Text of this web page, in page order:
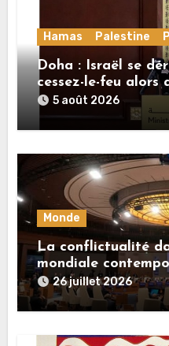
Hamas Palestine
Doha : Israël se
cessez-le-feu alors
ses engagements
5 août 2026
Monde
La conflictualité
mondiale
26 juillet 2026